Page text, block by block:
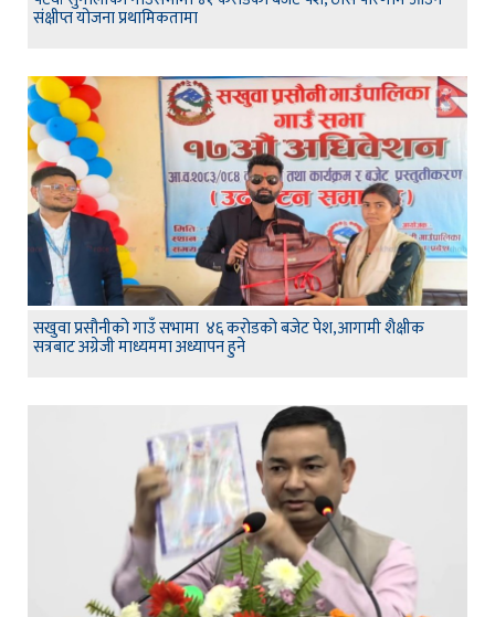
संक्षीप्त योजना प्रथामिकतामा
सखुवा प्रसौनीको गाउँ सभामा ४६ करोडको बजेट पेश,आगामी शैक्षीक
सत्रबाट अग्रेजी माध्यममा अध्यापन हुने